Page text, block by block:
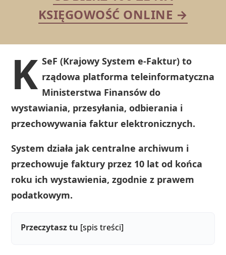
KSIĘGOWOŚĆ ONLINE →
K SeF (Krajowy System e-Faktur) to
rządowa platforma teleinformatyczna
Ministerstwa Finansów do
wystawiania, przesyłania, odbierania i
przechowywania faktur elektronicznych.
System działa jak centralne archiwum i
przechowuje faktury przez 10 lat od końca
roku ich wystawienia, zgodnie z prawem
podatkowym.
Przeczytasz tu [spis treści]